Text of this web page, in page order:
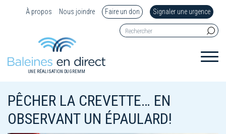
À propos Nous joindre Faire un don Signaler une urgence
UNE RÉALISATION DU GREMM
PÊCHER LA CREVETTE… EN
OBSERVANT UN ÉPAULARD!